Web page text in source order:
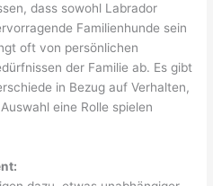
dass sowohl Labrador
Familienhunde sein
oft von persönlichen
der Familie ab. Es gibt
in Bezug auf Verhalten,
eine Rolle spielen